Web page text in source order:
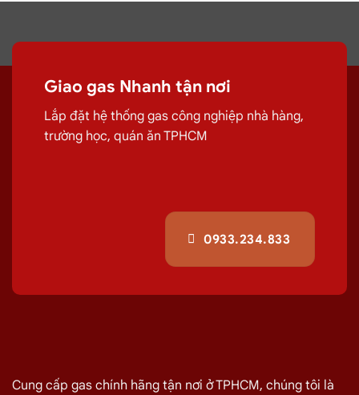
Giao gas Nhanh tận nơi
Lắp đặt hệ thống gas công nghiệp nhà hàng,
trường học, quán ăn TPHCM
0933.234.833
Cung cấp gas chính hãng tận nơi ở TPHCM, chúng tôi là